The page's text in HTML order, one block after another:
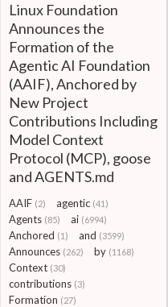
Linux Foundation
Announces the
Formation of the
Agentic AI Foundation
(AAIF), Anchored by
New Project
Contributions Including
Model Context
Protocol (MCP), goose
and AGENTS.md
AAIF (2) agentic (41)
Agents (85) ai (6994)
Anchored (1) and (3599)
Announces (262) by (1168)
Context (30)
contributions (3)
Formation (27)